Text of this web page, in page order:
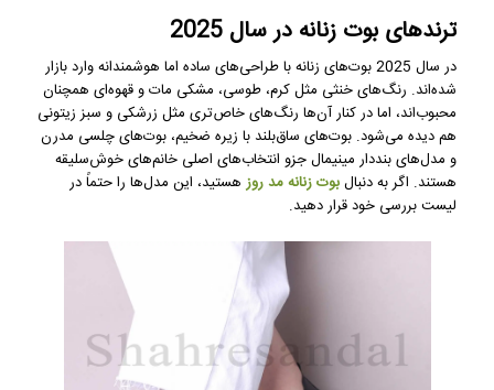
ترندهای بوت زنانه در سال 2025
در سال 2025 بوت‌های زنانه با طراحی‌های ساده اما هوشمندانه وارد بازار
شده‌اند. رنگ‌های خنثی مثل کرم، طوسی، مشکی مات و قهوه‌ای همچنان
محبوب‌اند، اما در کنار آن‌ها رنگ‌های خاص‌تری مثل زرشکی و سبز زیتونی
هم دیده می‌شود. بوت‌های ساق‌بلند با زیره ضخیم، بوت‌های چلسی مدرن
و مدل‌های بنددار مینیمال جزو انتخاب‌های اصلی خانم‌های خوش‌سلیقه
هستند. اگر به دنبالبوت زنانه مد روزهستید، این مدل‌ها را حتماً در
لیست بررسی خود قرار دهید.